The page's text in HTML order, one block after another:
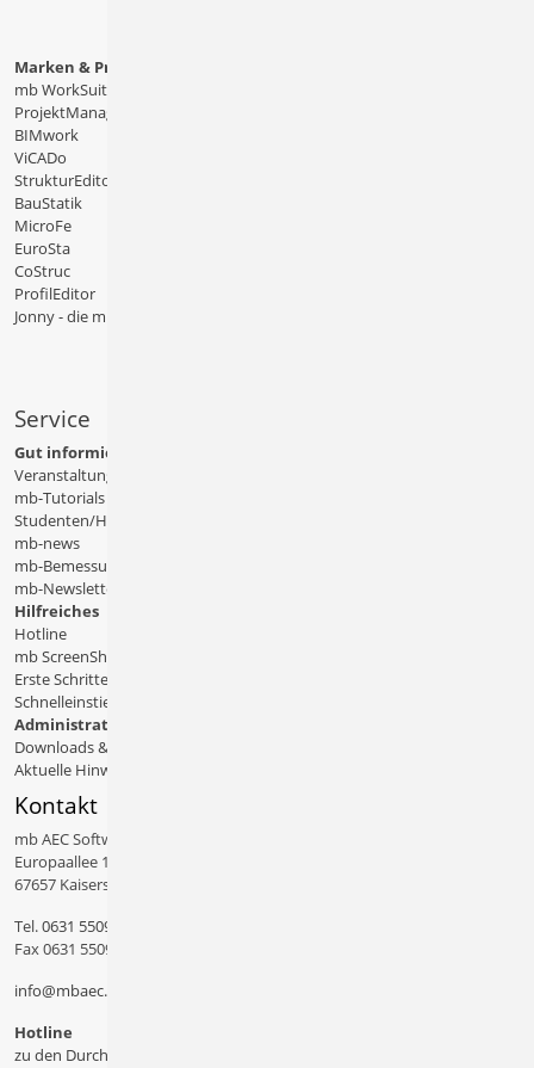
Marken & Produkte
mb WorkSuite
ProjektManager
BIMwork
ViCADo
StrukturEditor
BauStatik
MicroFe
EuroSta
CoStruc
ProfilEditor
Jonny - die mb-App
Service
Gut informiert
Veranstaltungen
mb-Tutorials
Studenten/Hochschule
mb-news
mb-Bemessungstafeln
mb-Newsletter
Hilfreiches
Hotline
mb ScreenShare
Erste Schritte
Schnelleinstiege & Doku
Administratives
Downloads & Patches
Aktuelle Hinweise
Kontakt
mb AEC Software GmbH
Europaallee 14
67657 Kaiserslautern
Tel.0631 550999 11
Fax 0631 550999 20
info@mbaec.de
Hotline
zu den Durchwahlen